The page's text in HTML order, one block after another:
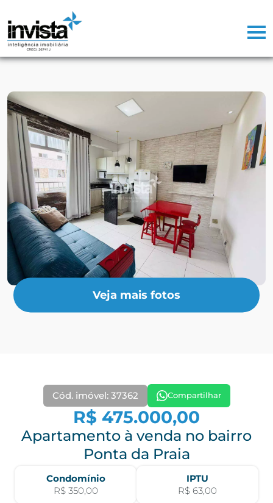
Veja mais fotos
Cód. imóvel: 37362 Compartilhar
R$ 475.000,00
Apartamento à venda no bairro
Ponta da Praia
Condomínio
R$ 350,00
IPTU
R$ 63,00